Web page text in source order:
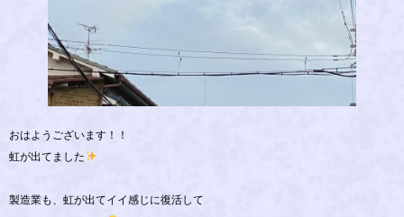
おはようございます！！
虹が出てました
製造業も、虹が出てイイ感じに復活して